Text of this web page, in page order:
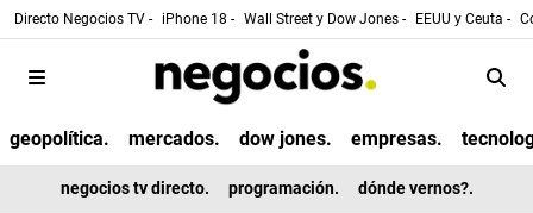
Directo Negocios TV - iPhone 18 - Wall Street y Dow Jones - EEUU y Ceuta -
geopolítica. mercados. dow jones. empresas.
negocios tv directo. programación. dónde vernos?.